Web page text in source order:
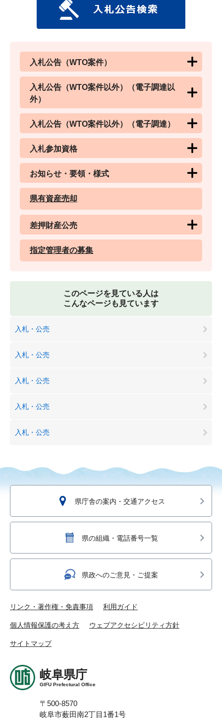
入札公告（WTO案件）
入札公告（WTO案件以外）（電子調達以
外）
入札公告（WTO案件以外）（電子調達）
入札参加資格
お知らせ・要領・様式
県有資産売却
差押財産公売
指定管理者の募集
このページを見ている人は
こんなページも見ています
入札・公売
入札・公売
入札・公売
入札・公売
入札・公売
県庁舎の案内・交通アクセス
県の組織・電話番号一覧
県政へのご意見・ご提案
リンク・著作権・免責事項 利用ガイド
個人情報保護の考え方 ウェブアクセシビリティ方針
サイトマップ
岐阜県庁
GIFU Prefectural Office
〒500-8570
岐阜市薮田南2丁目1番1号